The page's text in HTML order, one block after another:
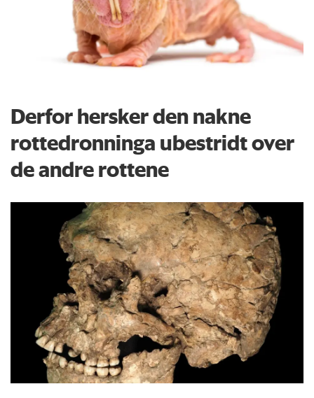
Derfor hersker den nakne
rottedronninga ubestridt over
de andre rottene